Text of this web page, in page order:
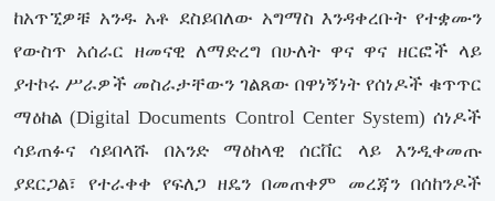
ከአጥኚዎቹ አንዱ አቶ ደስይበለው አግማስ እንዳቀረቡት የተቋሙን
የውስጥ አሰራር ዘመናዊ ለማድረግ በሁለት ዋና ዋና ዘርፎች ላይ
ያተኮሩ ሥራዎች መስራታቸውን ገልጸው በዋነኝነት የሰነዶች ቁጥጥር
ማዕከል (Digital Documents Control Center System) ሰነዶች
ሳይጠፉና ሳይበላሹ በአንድ ማዕከላዊ ሰርቨር ላይ እንዲቀመጡ
ያደርጋል፣ የተራቀቀ የፍለጋ ዘዴን በመጠቀም መረጃን በሰከንዶች